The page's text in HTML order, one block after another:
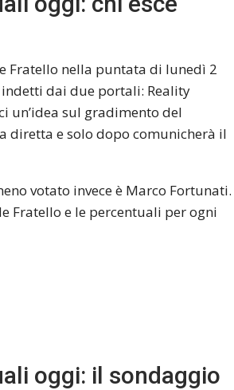
Fratello nella puntata di lunedì 2
dai due portali: Reality
un’idea sul gradimento del
diretta e solo dopo comunicherà il
votato invece è Marco Fortunati.
Fratello e le percentuali per ogni
oggi: il sondaggio